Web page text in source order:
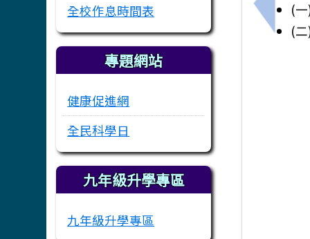
全校作息時間表
專題網站
健康促進網
全民科學日
九年級升學專區
九年級升學專區
上一筆
(
(